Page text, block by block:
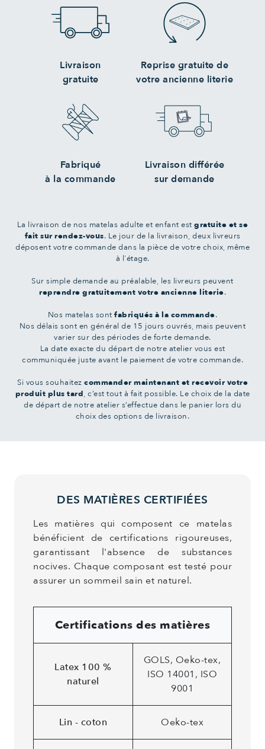
Livraison
gratuite
Reprise gratuite de
votre ancienne literie
Fabriqué
à la commande
Livraison différée
sur demande
La livraison de nos matelas adulte et enfant estgratuite et se
fait sur rendez-vous. Le jour de la livraison, deux livreurs
déposent votre commande dans la pièce de votre choix, même
à l'étage.
Sur simple demande au préalable, les livreurs peuvent
reprendre gratuitement votre ancienne literie.
Nos matelas sontfabriqués à la commande.
Nos délais sont en général de 15 jours ouvrés, mais peuvent
varier sur des périodes de forte demande.
La date exacte du départ de notre atelier vous est
communiquée juste avant le paiement de votre commande.
Si vous souhaitez commander maintenant et recevoir votre
produit plus tard, c’est tout à fait possible. Le choix de la date
de départ de notre atelier s’effectue dans le panier lors du
choix des options de livraison.
DES MATIÈRES CERTIFIÉES
Les matières qui composent ce matelas
bénéficient de certifications rigoureuses,
garantissant l'absence de substances
nocives. Chaque composant est testé pour
assurer un sommeil sain et naturel.
Certifications des matières
Latex 100 %
naturel
GOLS, Oeko-tex,
ISO 14001, ISO
9001
Lin - coton Oeko-tex